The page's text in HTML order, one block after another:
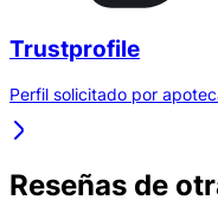
Trustprofile
Perfil solicitado por
Reseñas de